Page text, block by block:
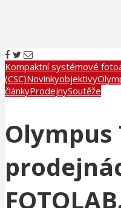
Kompaktní systémové
(CSC)Novinkyobjektivy
článkyProdejnySoutěže
Olympus